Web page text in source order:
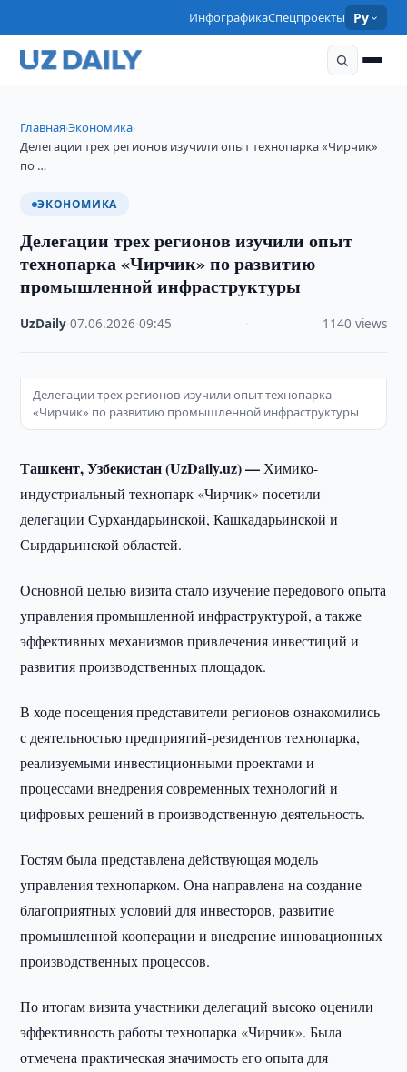
ИнфографикаСпецпроекты Ру
Главная›Экономика›
Делегации трех регионов изучили опыт технопарка «Чирчик»
по …
ЭКОНОМИКА
Делегации трех регионов изучили опыт
технопарка «Чирчик» по развитию
промышленной инфраструктуры
UzDaily ·07.06.2026 ·09:45 1140 views
Делегации трех регионов изучили опыт технопарка
«Чирчик» по развитию промышленной инфраструктуры
Ташкент, Узбекистан (UzDaily.uz) —Химико-
индустриальный технопарк «Чирчик» посетили
делегации Сурхандарьинской, Кашкадарьинской и
Сырдарьинской областей.
Основной целью визита стало изучение передового опыта
управления промышленной инфраструктурой, а также
эффективных механизмов привлечения инвестиций и
развития производственных площадок.
В ходе посещения представители регионов ознакомились
с деятельностью предприятий-резидентов технопарка,
реализуемыми инвестиционными проектами и
процессами внедрения современных технологий и
цифровых решений в производственную деятельность.
Гостям была представлена действующая модель
управления технопарком. Она направлена на создание
благоприятных условий для инвесторов, развитие
промышленной кооперации и внедрение инновационных
производственных процессов.
По итогам визита участники делегаций высоко оценили
эффективность работы технопарка «Чирчик». Была
отмечена практическая значимость его опыта для